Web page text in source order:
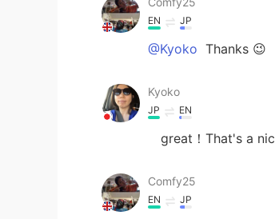
EN JP
@Kyoko Thanks 😉
Kyoko
JP EN
great！That's a
Comfy25
EN JP